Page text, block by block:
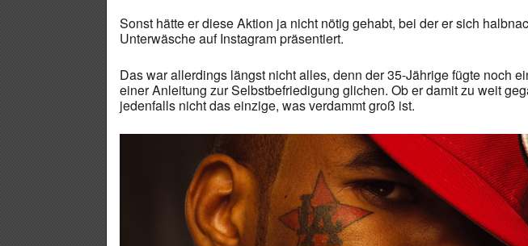
Sonst hätte er diese Aktion ja nicht nötig gehabt, bei der er sich
Unterwäsche auf Instagram präsentiert.
Das war allerdings längst nicht alles, denn der 35-Jährige fügte noch
einer Anleitung zur Selbstbefriedigung glichen. Ob er damit zu weit
jedenfalls nicht das einzige, was verdammt groß ist.